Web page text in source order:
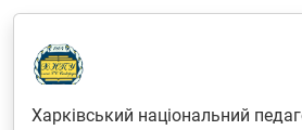
Харківський національний